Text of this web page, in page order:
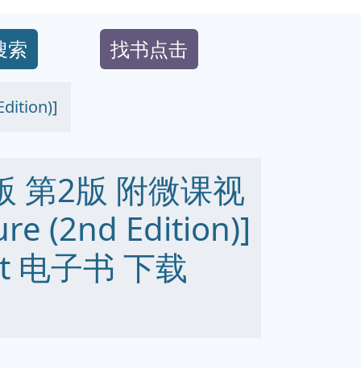
索 找书点击
第2版 附微课视
(2nd Edition)]
子书 下载